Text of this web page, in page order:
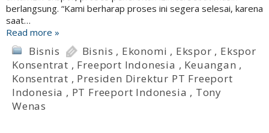
berlangsung. “Kami berharap proses ini segera selesai, karena
saat…
Read more »
Bisnis Bisnis , Ekonomi , Ekspor , Ekspor
Konsentrat , Freeport Indonesia , Keuangan ,
Konsentrat , Presiden Direktur PT Freeport
Indonesia , PT Freeport Indonesia , Tony
Wenas